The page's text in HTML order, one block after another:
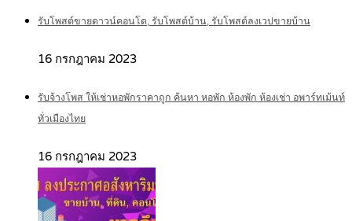
รับโพสต์ขายดาวน์คอนโด, รับโพสต์บ้าน, รับโพสต์ลงเวปขายบ้าน
16 กรกฎาคม 2023
รับจ้างโพส ให้เช่าหอพักราคาถูก ค้นหา หอพัก ห้องพัก ห้องเช่า อพาร์ทเม้นท์
ทั่วเมืองไทย
16 กรกฎาคม 2023